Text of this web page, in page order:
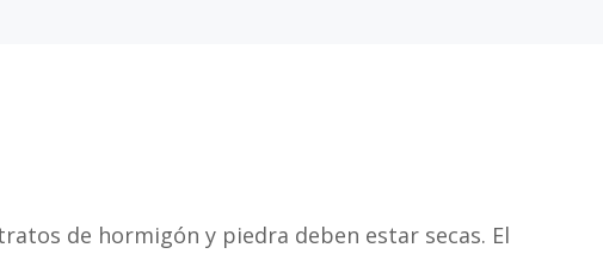
de hormigón y piedra deben estar secas. El